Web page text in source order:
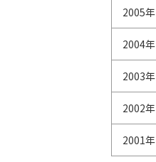
2005年
2004年
2003年
2002年
2001年